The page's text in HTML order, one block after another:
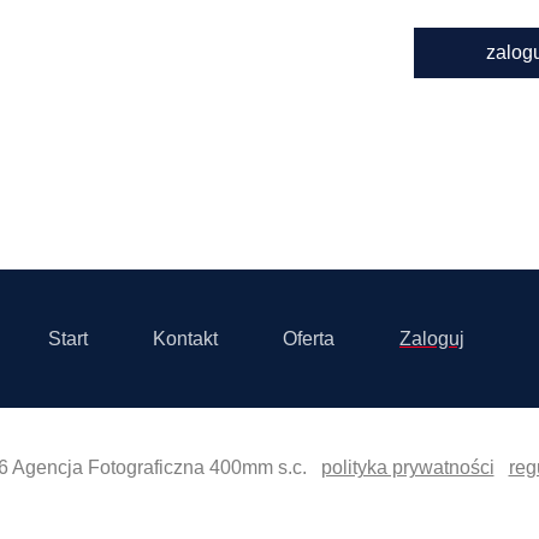
Start Kontakt Oferta Zaloguj
Agencja Fotograficzna 400mm s.c. polityka prywatności